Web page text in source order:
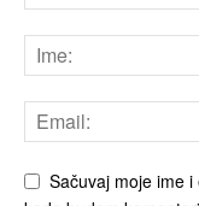
Sačuvaj moje ime